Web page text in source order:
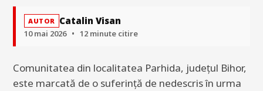
AUTOR Catalin Visan
10 mai 2026 • 12 minute citire
Comunitatea din localitatea Parhida, județul Bihor,
este marcată de o suferință de nedescris în urma